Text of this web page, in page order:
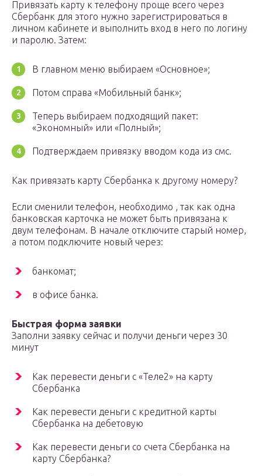
Привязать карту к телефону проще всего через
Сбербанк для этого нужно зарегистрироваться в
личном кабинете и выполнить вход в него по логину
и паролю. Затем:
В главном меню выбираем «Основное»;
Потом справа «Мобильный банк»;
Теперь выбираем подходящий пакет:
«Экономный» или «Полный»;
Подтверждаем привязку вводом кода из смс.
Как привязать карту Сбербанка к другому номеру?
Если сменили телефон, необходимо , так как одна
банковская карточка не может быть привязана к
двум телефонам. В начале отключите старый номер,
а потом подключите новый через:
банкомат;
в офисе банка.
Быстрая форма заявки
Заполни заявку сейчас и получи деньги через 30
минут
Как перевести деньги с «Теле2» на карту
Сбербанка
Как перевести деньги с кредитной карты
Сбербанка на дебетовую
Как перевести деньги со счета Сбербанка на
карту Сбербанка?